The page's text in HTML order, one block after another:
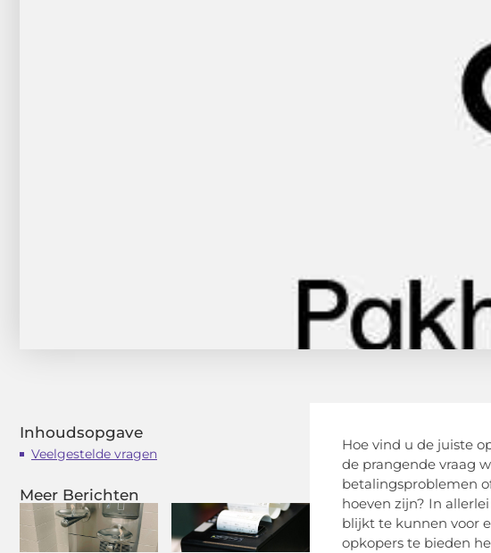
Inhoudsopgave
Veelgestelde vragen
Meer Berichten
Hoe vind u de juiste
de prangende vraag
betalingsproblemen
hoeven zijn? In
blijkt te kunnen voor
opkopers te bieden